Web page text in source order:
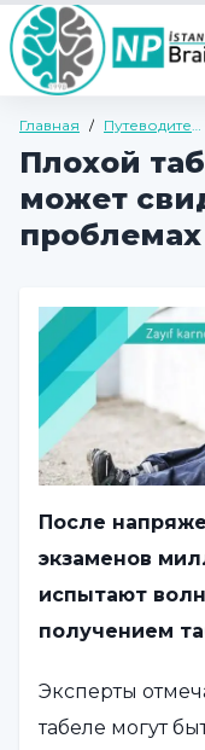
Главная / Путеводитель
Плохой
может
После
экзаменов
испытают
получением
Эксперты
табеле могут